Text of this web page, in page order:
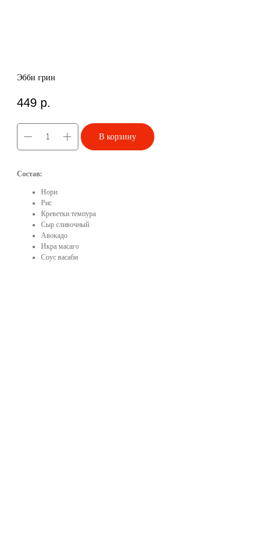
Эбби грин
449 р.
В корзину
Состав:
Нори
Рис
Креветки темпура
Сыр сливочный
Авокадо
Икра масаго
Соус васаби